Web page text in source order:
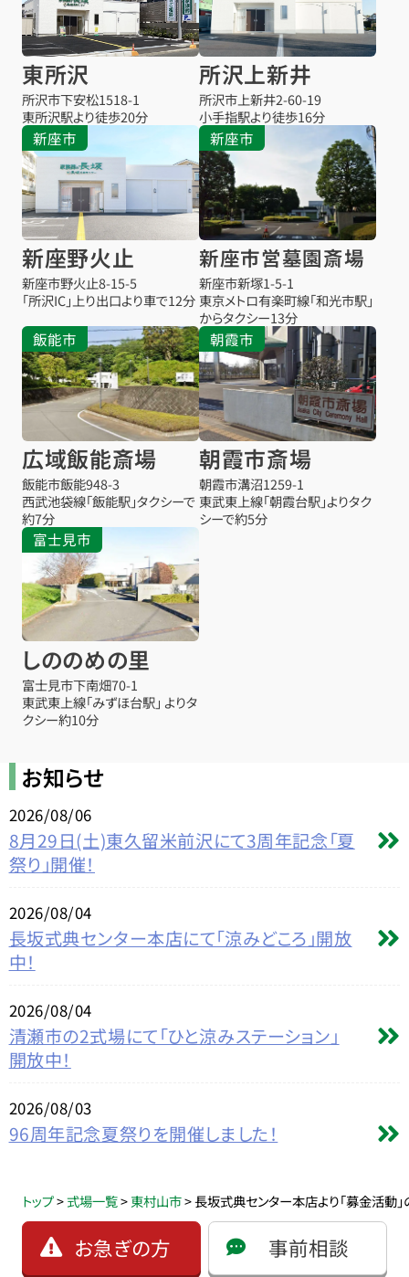
東所沢
所沢市下安松1518-1
東所沢駅より徒歩20分
所沢上新井
所沢市上新井2-60-19
小手指駅より徒歩16分
新座市
新座野火止
新座市野火止8-15-5
「所沢IC」上り出口より車で12分
新座市
新座市営墓園斎場
新座市新塚1-5-1
東京メトロ有楽町線「和光市駅」
からタクシー13分
飯能市
広域飯能斎場
飯能市飯能948-3
西武池袋線「飯能駅」タクシーで
約7分
朝霞市
朝霞市斎場
朝霞市溝沼1259-1
東武東上線「朝霞台駅」よりタク
シーで約5分
富士見市
しののめの里
富士見市下南畑70-1
東武東上線「みずほ台駅」 よりタ
クシー約10分
お知らせ
2026/08/06
8月29日(土)東久留米前沢にて3周年記念「夏
祭り」開催！
2026/08/04
長坂式典センター本店にて「涼みどころ」開放
中！
2026/08/04
清瀬市の2式場にて「ひと涼みステーション」
開放中！
2026/08/03
96周年記念夏祭りを開催しました！
トップ>式場一覧>東村山市>長坂式典センター本店より「募金活動
お急ぎの方 事前相談